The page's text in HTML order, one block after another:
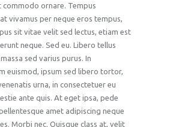
commodo ornare. Tempus
vivamus per neque eros tempus,
sit vitae velit sed lectus, etiam est
neque. Sed eu. Libero tellus
sed varius purus. In
euismod, ipsum sed libero tortor,
urna, in consectetuer eu
ante quis. At eget ipsa, pede
amet adipiscing neque
Morbi nec. Quisque class at, velit